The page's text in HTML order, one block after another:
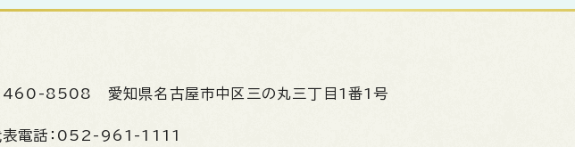
460-8508 愛知県名古屋市中区三の丸三丁目1番1号
電話： 052-961-1111